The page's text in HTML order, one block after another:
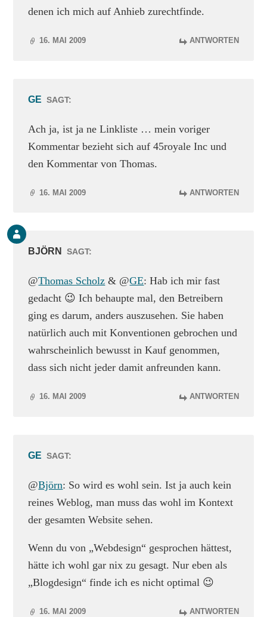
denen ich mich auf Anhieb zurechtfinde.
16. MAI 2009 ANTWORTEN
GE SAGT:
Ach ja, ist ja ne Linkliste … mein voriger
Kommentar bezieht sich auf 45royale Inc und
den Kommentar von Thomas.
16. MAI 2009 ANTWORTEN
Kommentar
des
Beitrags-
BJÖRN SAGT:
@Thomas Scholz & @GE: Hab ich mir fast
gedacht 😉 Ich behaupte mal, den Betreibern
ging es darum, anders auszusehen. Sie haben
natürlich auch mit Konventionen gebrochen und
wahrscheinlich bewusst in Kauf genommen,
dass sich nicht jeder damit anfreunden kann.
16. MAI 2009 ANTWORTEN
GE SAGT:
@Björn: So wird es wohl sein. Ist ja auch kein
reines Weblog, man muss das wohl im Kontext
der gesamten Website sehen.
Wenn du von „Webdesign“ gesprochen hättest,
hätte ich wohl gar nix zu gesagt. Nur eben als
„Blogdesign“ finde ich es nicht optimal 😉
16. MAI 2009 ANTWORTEN